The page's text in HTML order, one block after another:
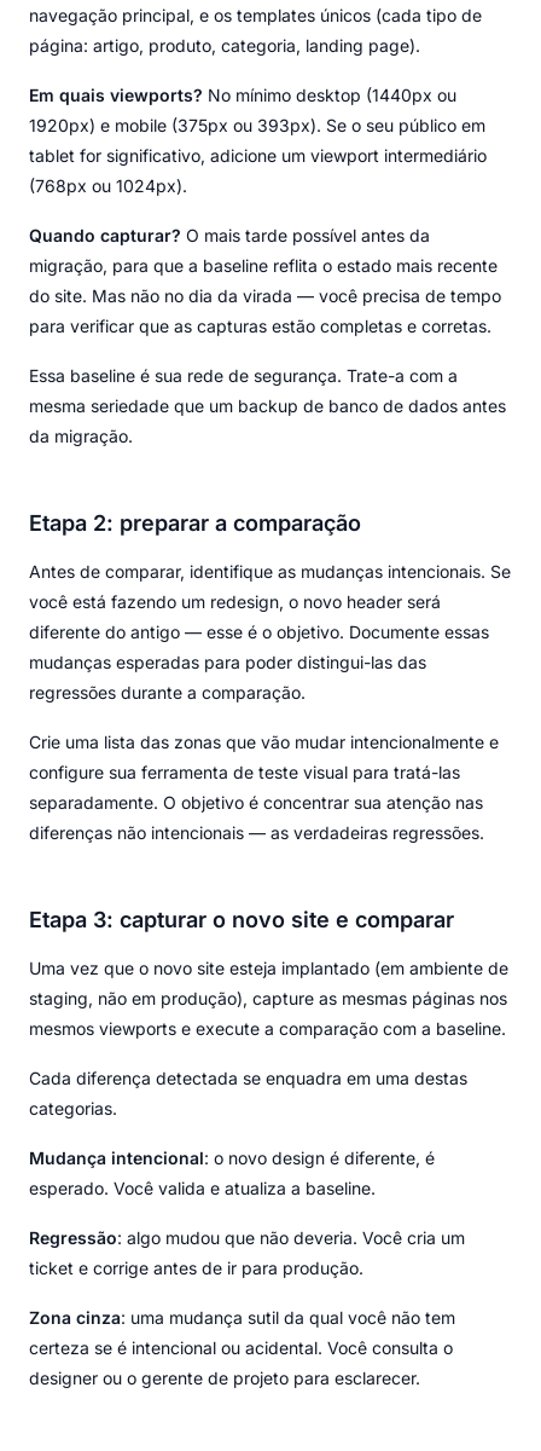
navegação principal, e os templates únicos (cada tipo de
página: artigo, produto, categoria, landing page).
Em quais viewports? No mínimo desktop (1440px ou
1920px) e mobile (375px ou 393px). Se o seu público em
tablet for significativo, adicione um viewport intermediário
(768px ou 1024px).
Quando capturar? O mais tarde possível antes da
migração, para que a baseline reflita o estado mais recente
do site. Mas não no dia da virada — você precisa de tempo
para verificar que as capturas estão completas e corretas.
Essa baseline é sua rede de segurança. Trate-a com a
mesma seriedade que um backup de banco de dados antes
da migração.
Etapa 2: preparar a comparação
Antes de comparar, identifique as mudanças intencionais. Se
você está fazendo um redesign, o novo header será
diferente do antigo — esse é o objetivo. Documente essas
mudanças esperadas para poder distingui-las das
regressões durante a comparação.
Crie uma lista das zonas que vão mudar intencionalmente e
configure sua ferramenta de teste visual para tratá-las
separadamente. O objetivo é concentrar sua atenção nas
diferenças não intencionais — as verdadeiras regressões.
Etapa 3: capturar o novo site e comparar
Uma vez que o novo site esteja implantado (em ambiente de
staging, não em produção), capture as mesmas páginas nos
mesmos viewports e execute a comparação com a baseline.
Cada diferença detectada se enquadra em uma destas
categorias.
Mudança intencional: o novo design é diferente, é
esperado. Você valida e atualiza a baseline.
Regressão: algo mudou que não deveria. Você cria um
ticket e corrige antes de ir para produção.
Zona cinza: uma mudança sutil da qual você não tem
certeza se é intencional ou acidental. Você consulta o
designer ou o gerente de projeto para esclarecer.